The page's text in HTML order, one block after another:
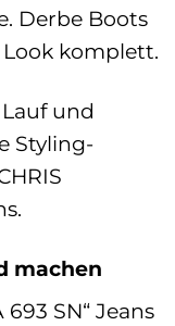
Derbe Boots
komplett.
und
Styling-
machen
693 SN“ Jeans